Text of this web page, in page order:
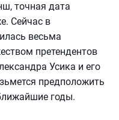
точная дата
Сейчас в
весьма
претендентов
Усика и его
предположить
годы.